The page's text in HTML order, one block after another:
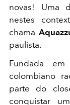
novas! Uma
nestes
chama
paulista.
Fundada
colombiano
parte do
conquistar